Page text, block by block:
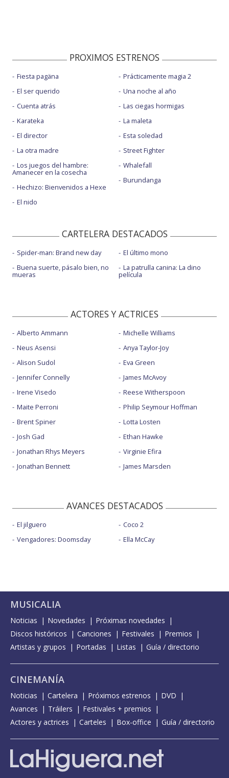
PROXIMOS ESTRENOS
Fiesta pagäna
El ser querido
Cuenta atrás
Karateka
El director
La otra madre
Los juegos del hambre:
Amanecer en la cosecha
Hechizo: Bienvenidos a Hexe
El nido
Prácticamente magia 2
Una noche al año
Las ciegas hormigas
La maleta
Esta soledad
Street Fighter
Whalefall
Burundanga
CARTELERA DESTACADOS
Spider-man: Brand new day
Buena suerte, pásalo bien, no
mueras
El último mono
La patrulla canina: La dino
película
ACTORES Y ACTRICES
Alberto Ammann
Neus Asensi
Alison Sudol
Jennifer Connelly
Irene Visedo
Maite Perroni
Brent Spiner
Josh Gad
Jonathan Rhys Meyers
Jonathan Bennett
Michelle Williams
Anya Taylor-Joy
Eva Green
James McAvoy
Reese Witherspoon
Philip Seymour Hoffman
Lotta Losten
Ethan Hawke
Virginie Efira
James Marsden
AVANCES DESTACADOS
El jilguero
Vengadores: Doomsday
Coco 2
Ella McCay
MUSICALIA
Noticias Novedades
Próximas novedades
Discos históricos
Canciones Festivales
Premios
Artistas y grupos
Portadas Listas Guía / directorio
CINEMANÍA
Noticias Cartelera Próximos estrenos
DVD
Avances
Tráilers
Festivales + premios
Actores y actrices
Carteles Box-office Guía / directorio